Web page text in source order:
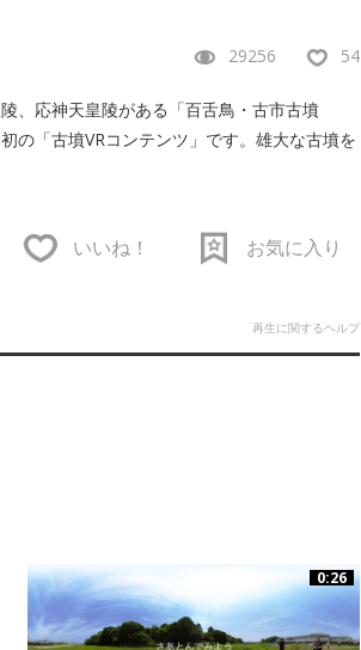
29256 54
、応神天皇陵がある「百舌鳥・古市古墳
の「古墳VRコンテンツ」です。雄大な古墳を
いいね！ お気に入り
再生に関するヘルプ
0:26